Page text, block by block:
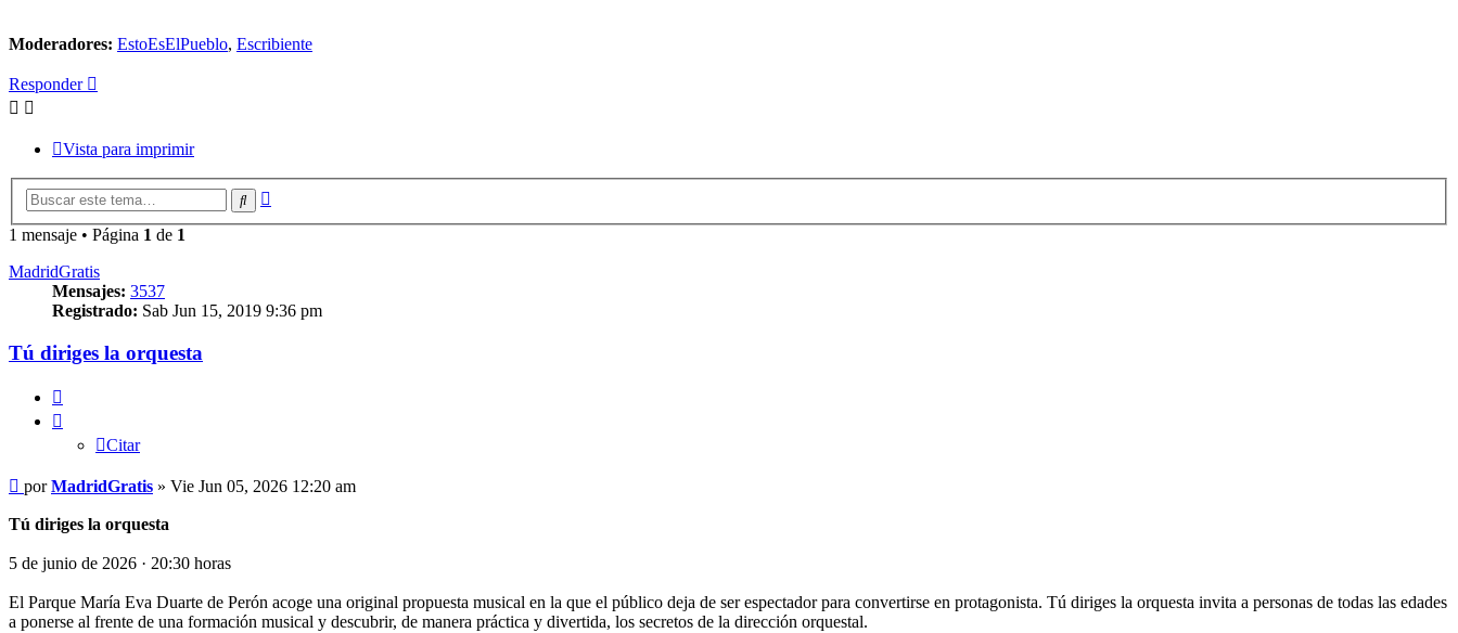
Moderadores: EstoEsElPueblo, Escribiente
Responder
Vista para imprimir
Buscar
1 mensaje • Página 1 de 1
MadridGratis
Mensajes: 3537
Registrado: Sab Jun 15, 2019 9:36 pm
Tú diriges la orquesta
Citar
Mensaje
porMadridGratis » Vie Jun 05, 2026 12:20 am
Tú diriges la orquesta
5 de junio de 2026 · 20:30 horas
El Parque María Eva Duarte de Perón acoge una original propuesta musical en la que el público deja de ser espectador para convertirse en protagonista. Tú diriges la orquesta invita a personas de todas las edades
a ponerse al frente de una formación musical y descubrir, de manera práctica y divertida, los secretos de la dirección orquestal.